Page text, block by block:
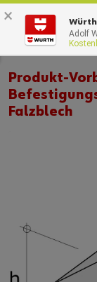
Produkt-
Falzblech
×
Adolf